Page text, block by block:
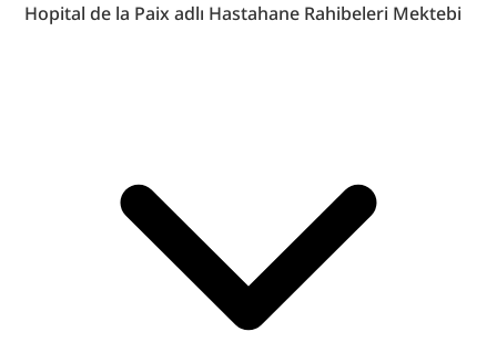
Hopital de la Paix adlı Hastahane Rahibeleri Mektebi